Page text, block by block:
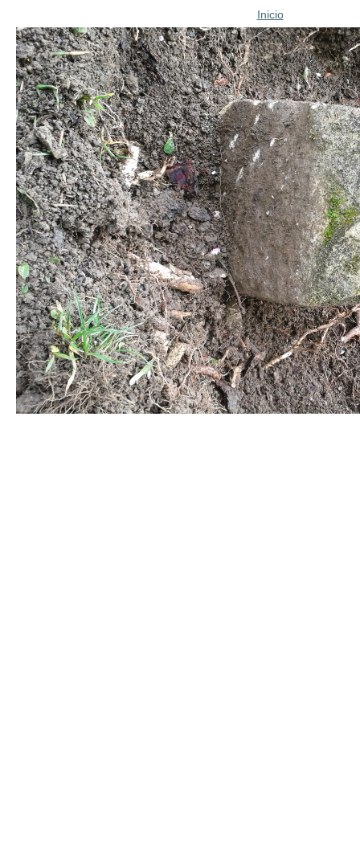
Inicio